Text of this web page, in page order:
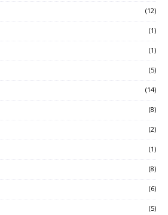
(12)
(1)
(1)
(5)
(14)
(8)
(2)
(1)
(8)
(6)
(5)